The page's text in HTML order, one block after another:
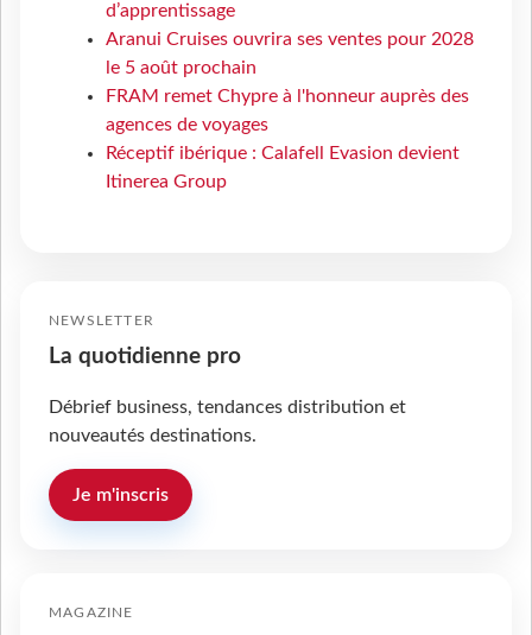
d’apprentissage
Aranui Cruises ouvrira ses ventes pour 2028
le 5 août prochain
FRAM remet Chypre à l'honneur auprès des
agences de voyages
Réceptif ibérique : Calafell Evasion devient
Itinerea Group
NEWSLETTER
La quotidienne pro
Débrief business, tendances distribution et
nouveautés destinations.
Je m'inscris
MAGAZINE